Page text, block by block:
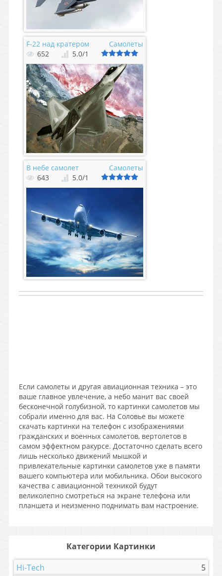
F-22 над кратером
Самолеты
652
5.0/1
В небе самолет
Самолеты
643
5.0/1
Если самолеты и другая авиационная техника – это
ваше главное увлечение, а небо манит вас своей
бесконечной голубизной, то картинки самолетов мы
собрали именно для вас. На Соловье вы можете
скачать картинки на телефон с изображениями
гражданских и военных самолетов, вертолетов в
самом эффектном ракурсе. Достаточно сделать всего
лишь несколько движений мышкой и
привлекательные картинки самолетов уже в памяти
вашего компьютера или мобильника. Обои высокого
качества с авиационной техникой будут
великолепно смотреться на экране телефона или
планшета и неизменно поднимать вам настроение.
Категории Картинки
Hi-Tech
5